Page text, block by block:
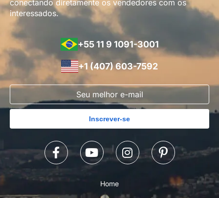
conectando diretamente os vendedores com os
interessados.
+55 11 9 1091-3001
+1 (407) 603-7592
Inscrever-se
Home